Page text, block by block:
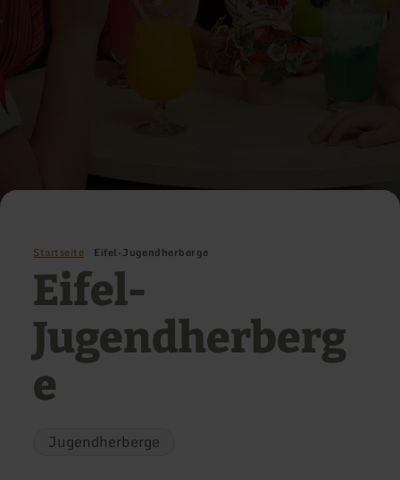
Startseite Eifel-Jugendherberge
Eifel-
Jugendherberg
e
Jugendherberge